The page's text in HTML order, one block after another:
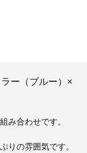
ー（ブルー）×
み合わせです。
りの雰囲気です。